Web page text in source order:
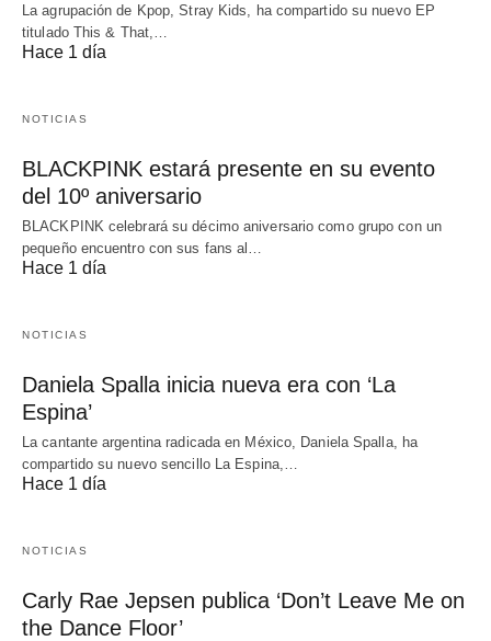
La agrupación de Kpop, Stray Kids, ha compartido su nuevo EP
titulado This & That,…
Hace 1 día
NOTICIAS
BLACKPINK estará presente en su evento
del 10º aniversario
BLACKPINK celebrará su décimo aniversario como grupo con un
pequeño encuentro con sus fans al…
Hace 1 día
NOTICIAS
Daniela Spalla inicia nueva era con ‘La
Espina’
La cantante argentina radicada en México, Daniela Spalla, ha
compartido su nuevo sencillo La Espina,…
Hace 1 día
NOTICIAS
Carly Rae Jepsen publica ‘Don’t Leave Me on
the Dance Floor’